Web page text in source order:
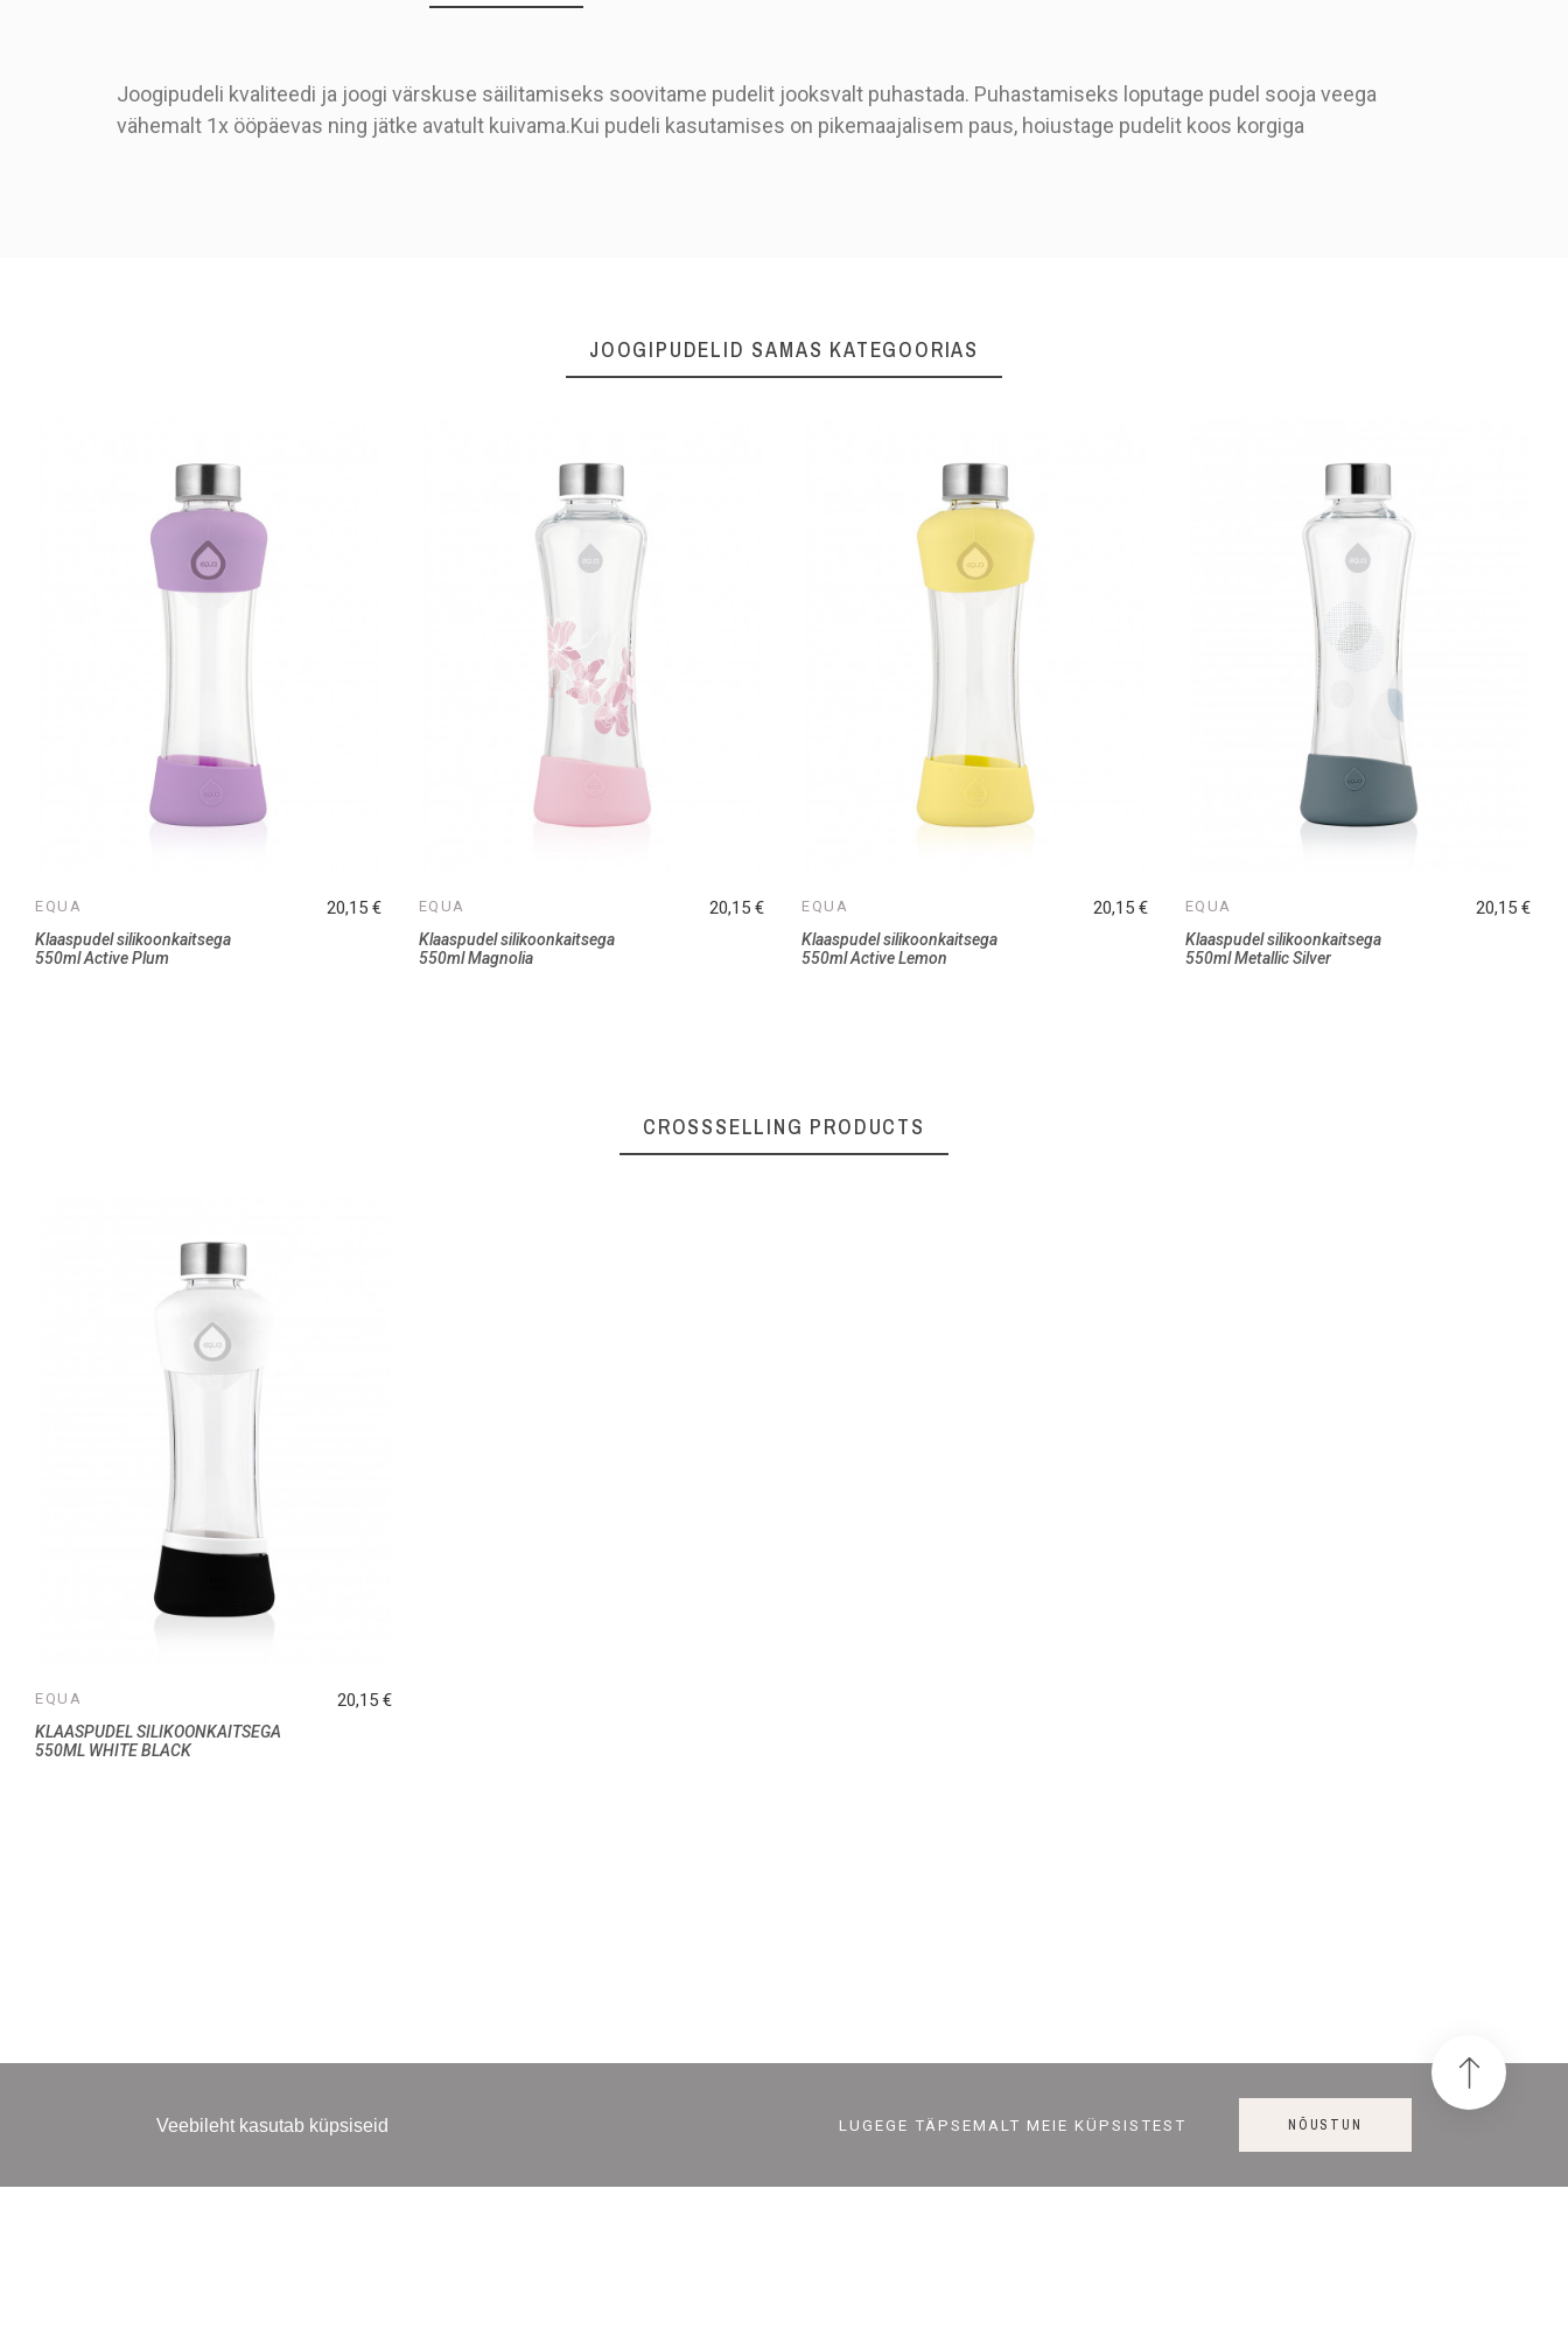
Joogipudeli kvaliteedi ja joogi värskuse säilitamiseks soovitame pudelit jooksvalt puhastada. Puhastamiseks loputage pudel sooja veega
vähemalt 1x ööpäevas ning jätke avatult kuivama.Kui pudeli kasutamises on pikemaajalisem paus, hoiustage pudelit koos korgiga
Suurus
JOOGIPUDELID SAMAS KATEGOORIAS
EQUA
Klaaspudel silikoonkaitsega
550ml Active Plum
20,15 € EQUA
Klaaspudel silikoonkaitsega
550ml Magnolia
20,15 € EQUA
Klaaspudel silikoonkaitsega
550ml Active Lemon
20,15 € EQUA
Klaaspudel silikoonkaitsega
550ml Metallic Silver
20,15 €
CROSSSELLING PRODUCTS
EQUA
KLAASPUDEL SILIKOONKAITSEGA
550ML WHITE BLACK
20,15 €
Logi sisse | Registreeri Kättetoimetamine Nordic Retail OÜ
Veebileht kasutab küpsiseid LUGEGE TÄPSEMALT MEIE KÜPSISTEST NÕUSTUN